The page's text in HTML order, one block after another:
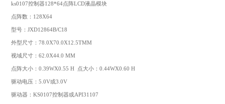
ks0107控制器128*64点阵LCD液晶模块
点阵数：128X64
型号：JXD12864B/C18
外型尺寸：78.0X70.0X12.5TMM
视域尺寸：62.0X44.0 MM
点阵大小：0.39WX0.55 H 点大小：0.44WX0.60 H
驱动电压：5.0V或3.0V
驱动器：KS0107控制器或API31107